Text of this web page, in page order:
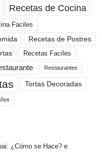
Recetas de Cocina
Faciles
Recetas de Postres
Recetas Faciles
Restaurantes
Tortas Decoradas
¿Cómo se Hace? e